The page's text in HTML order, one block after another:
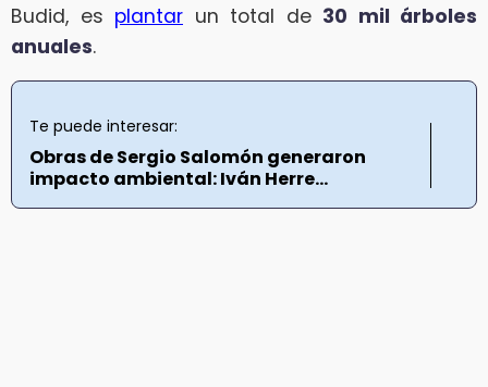
Budid, es plantar un total de 30 mil árboles
anuales.
Te puede interesar:
Obras de Sergio Salomón generaron
impacto ambiental: Iván Herre...